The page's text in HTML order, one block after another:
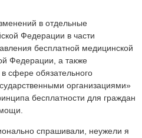
в отдельные
Федерации в части
бесплатной медицинской
Федерации, а также
сфере обязательного
организациями»
бесплатности для граждан
спрашивали, неужели я